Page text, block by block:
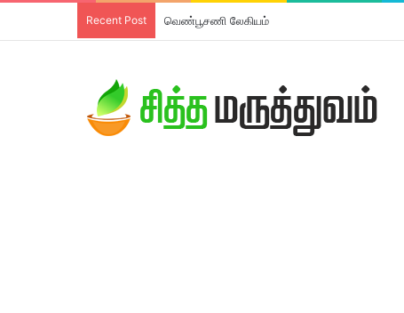
Recent Post வெண்பூசணி லேகியம்